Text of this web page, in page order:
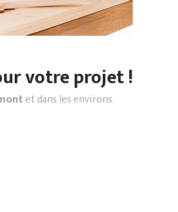
votre projet !
et dans les environs.